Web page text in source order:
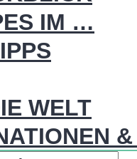
IM …
WELT